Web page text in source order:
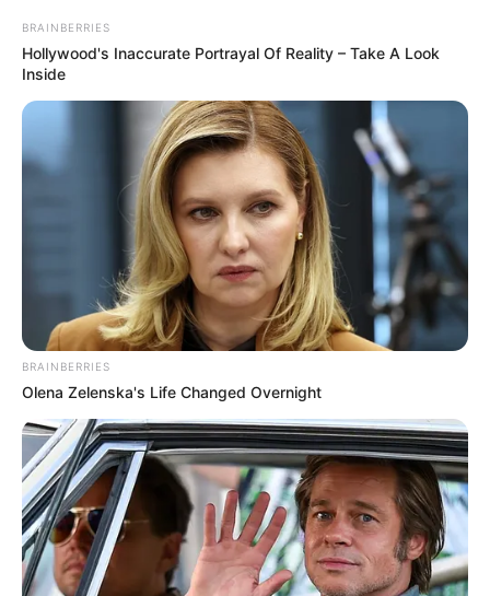
Tampil Lebih Modern, 7 Potret
Hasil Renovasi Rumah Berusia
BRAINBERRIES
Hollywood's Inaccurate Portrayal Of Reality – Take A Look
Inside
BRAINBERRIES
Olena Zelenska's Life Changed Overnight